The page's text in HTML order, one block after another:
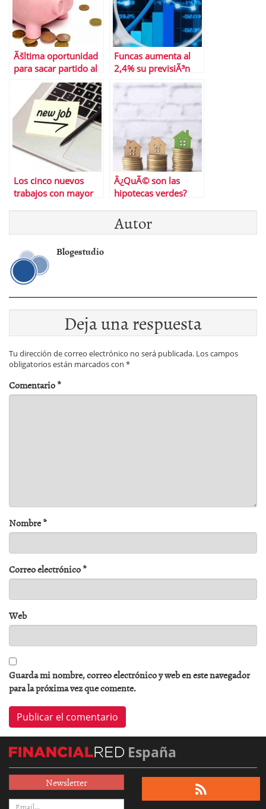
Ãšltima oportunidad
para sacar partido al
depÃ³sito de ING con
2,75% TAE
Funcas aumenta al
2,4% su previsiÃ³n
para el PIB en 2025
Los cinco nuevos
trabajos con mayor
Â¿QuÃ© son las
hipotecas verdes?
Autor
Blogestudio
Deja una respuesta
Tu dirección de correo electrónico no será publicada. Los campos
obligatorios están marcados con *
Comentario*
Nombre*
Correo electrónico*
Web
Guarda mi nombre, correo electrónico y web en este navegador
para la próxima vez que comente.
España
Newsletter